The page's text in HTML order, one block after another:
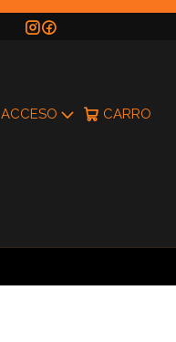
ACCESO CARRO